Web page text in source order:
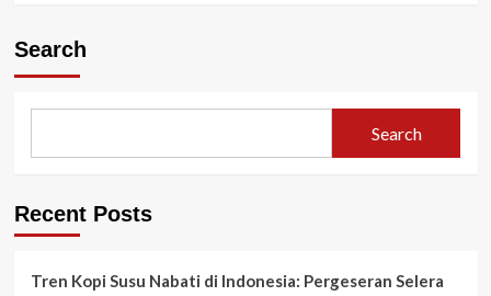
Etika?
Search
Search
Recent Posts
Tren Kopi Susu Nabati di Indonesia: Pergeseran Selera